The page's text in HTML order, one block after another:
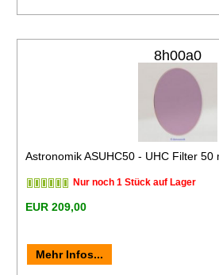
8h00a0
Astronomik ASUHC50 - UHC Filter
Nur noch 1 Stück auf Lager
EUR 209,00
Mehr Infos...